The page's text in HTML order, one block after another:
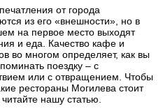
от города
из его «внешности», но в
на первое место выходят
и еда. Качество кафе и
во многом определяет, как вы
поездку – с
или с отвращением. Чтобы
рестораны Могилева стоит
читайте нашу статью.